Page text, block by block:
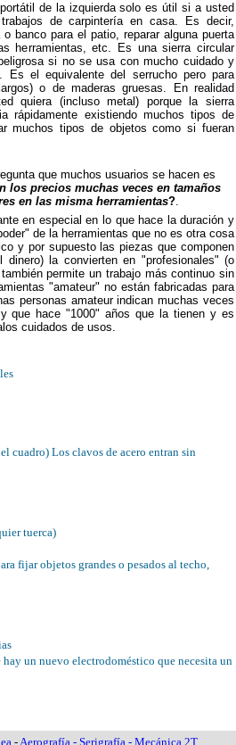
de la izquierda solo es útil si a usted
de carpintería en casa. Es decir,
o banco para el patio, reparar alguna puerta
herramientas, etc. Es una sierra circular
si no se usa con mucho cuidado y
. Es el equivalente del serrucho pero para
o de maderas gruesas. En realidad
quiera (incluso metal) porque la sierra
rápidamente existiendo muchos tipos de
muchos tipos de objetos como si fueran
que muchos usuarios se hacen es
los precios muchas veces en tamaños
en las misma herramientas?.
en especial en lo que hace la duración y
de la herramientas que no es otra cosa
y por supuesto las piezas que componen
la convierten en "profesionales" (o
permite un trabajo más continuo sin
"amateur" no están fabricadas para
personas amateur indican muchas veces
que hace "1000" años que la tienen y es
cuidados de usos.
cuadro) Los clavos de acero entran sin
tuerca)
fijar objetos grandes o pesados al techo,
un nuevo electrodoméstico que necesita un
- Aerografía - Serigrafía - Mecánica 2T